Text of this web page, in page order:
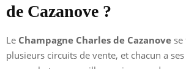
de Cazanove ?
Le Champagne Charles de Cazanove
plusieurs circuits de vente, et chacun a